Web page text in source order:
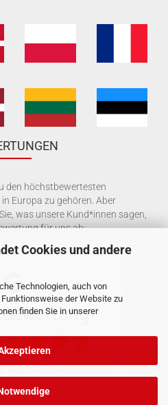
Cookies und andere
Technologien, auch von
der Website zu
finden Sie in unserer
den höchstbewertesten
Europa zu gehören. Aber
was unsere Kund*innen sagen,
für uns ab: